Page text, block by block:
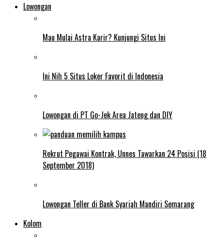
Lowongan
Mau Mulai Astra Karir? Kunjungi Situs Ini
Ini Nih 5 Situs Loker Favorit di Indonesia
Lowongan di PT Go-Jek Area Jateng dan DIY
Rekrut Pegawai Kontrak, Unnes Tawarkan 24 Posisi (18
September 2018)
Lowongan Teller di Bank Syariah Mandiri Semarang
Kolom